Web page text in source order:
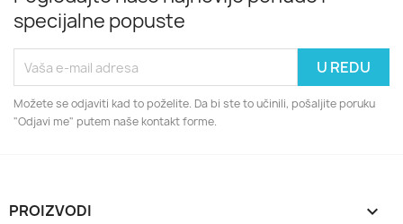
specijalne popuste
Možete se odjaviti kad to poželite. Da bi ste to učinili, pošaljite poruku
"Odjavi me" putem naše kontakt forme.
PROIZVODI 